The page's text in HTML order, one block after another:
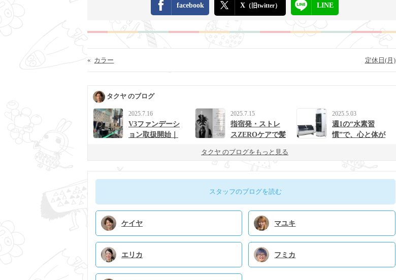
facebook X （旧twitter） LINE
« カラー 定休日(月)
タクヤ のブログ
2025.7.16
V3ファンデーシ
ョン取扱開始｜
2025.7.15
指宿発・ストレ
スZEROケアで髪
uの新提案
2025.5.03
週1の“水素習
慣”で、心と体が
タクヤ のブログをもっと見る
スタッフのブログを読む
ケイヤ マユキ
エリカ フミカ